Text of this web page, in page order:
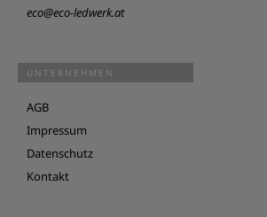
eco@eco-ledwerk.at
UNTERNEHMEN
AGB
Impressum
Datenschutz
Kontakt